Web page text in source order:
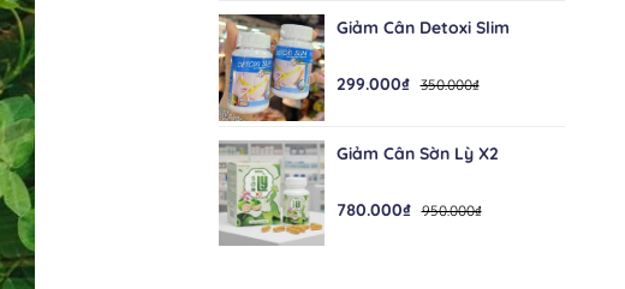
Giảm Cân Detoxi Slim
299.000₫ 350.000₫
Giảm Cân Sờn Lỳ X2
780.000₫ 950.000₫